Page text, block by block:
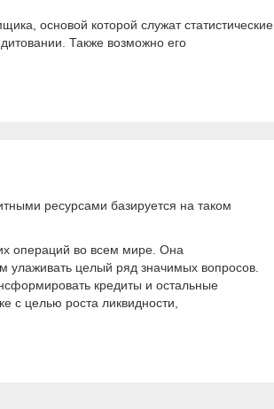
основой которой служат статистические
Также возможно его
ресурсами базируется на таком
операций во всем мире. Она
улаживать целый ряд значимых вопросов.
кредиты и остальные
с целью роста ликвидности,